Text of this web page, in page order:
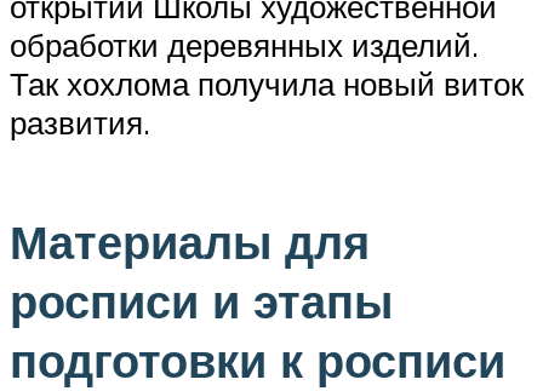
обработки деревянных изделий.
Так хохлома получила новый виток
развития.
Материалы для
росписи и этапы
подготовки к росписи